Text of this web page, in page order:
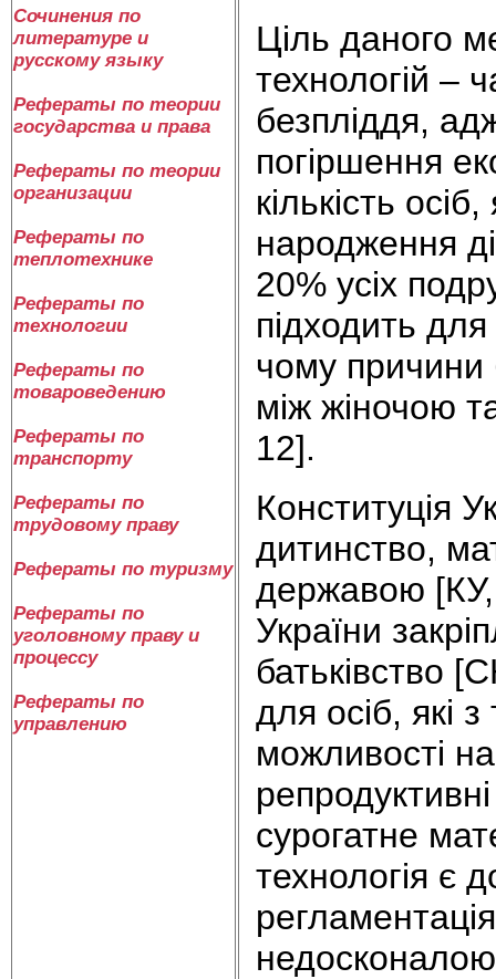
Сочинения по
литературе и
русскому языку
Рефераты по теории
государства и права
Рефераты по теории
организации
Рефераты по
теплотехнике
Рефераты по
технологии
Рефераты по
товароведению
Рефераты по
транспорту
Рефераты по
трудовому праву
Рефераты по туризму
Рефераты по
уголовному праву и
процессу
Рефераты по
управлению
Ціль даного
технологій –
безпліддя,
погіршення
кількість
народження
20% усіх
підходить
чому причини
між жіночою
12].
Конституція
дитинство,
державою [КУ,
України
батьківство
для осіб, які
можливості
сурогатне
технологія є